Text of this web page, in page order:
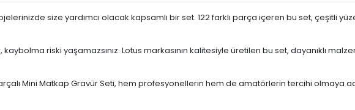
size yardımcı olacak kapsamlı bir set. 122 farklı parça içeren bu set, çeşitli
riski yaşamazsınız. Lotus markasının kalitesiyle üretilen bu set, dayanıklı
Mini Matkap Gravür Seti, hem profesyonellerin hem de amatörlerin tercihi olmaya